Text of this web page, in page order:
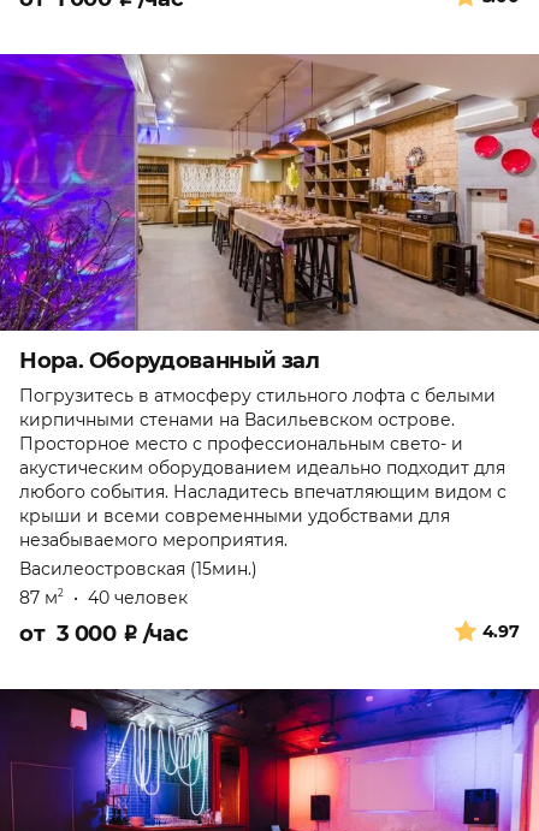
Нора. Оборудованный зал
Погрузитесь в атмосферу стильного лофта с белыми
кирпичными стенами на Васильевском острове.
Просторное место с профессиональным свето- и
акустическим оборудованием идеально подходит для
любого события. Насладитесь впечатляющим видом с
крыши и всеми современными удобствами для
незабываемого мероприятия.
Василеостровская (15мин.)
87 м2 • 40 человек
4.97
от 3 000 ₽ /час